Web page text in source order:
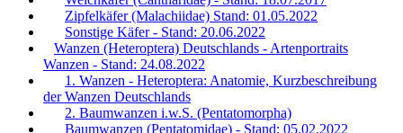
Zipfelkäfer (Malachiidae) Stand: 01.05.2022
Sonstige Käfer - Stand: 20.06.2022
Wanzen (Heteroptera) Deutschlands - Artenportraits
Wanzen - Stand: 24.08.2022
1. Wanzen - Heteroptera: Anatomie, Kurzbeschreibung
der Wanzen Deutschlands
2. Baumwanzen i.w.S. (Pentatomorpha)
Baumwanzen (Pentatomidae) - Stand: 05.02.2022